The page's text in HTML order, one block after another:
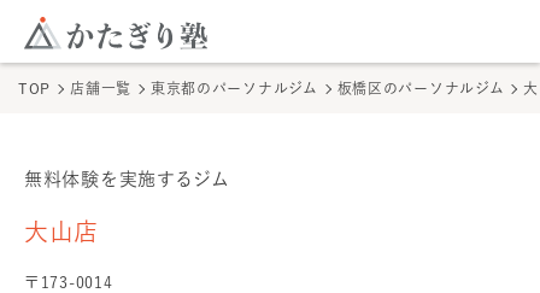
TOP 店舗一覧 東京都のパーソナルジム 板橋区のパーソナルジム
無料体験を実施するジム
大山店の無料体験
大山店
〒 173 -0014